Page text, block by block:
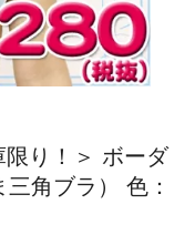
り！＞ ボーダ
角ブラ） 色：